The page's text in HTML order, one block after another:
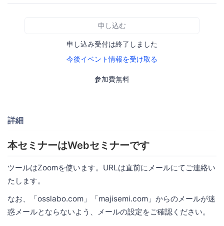
申し込む
申し込み受付は終了しました
今後イベント情報を受け取る
参加費無料
詳細
本セミナーはWebセミナーです
ツールはZoomを使います。URLは直前にメールにてご連絡い
たします。
なお、「osslabo.com」「majisemi.com」からのメールが迷
惑メールとならないよう、メールの設定をご確認ください。